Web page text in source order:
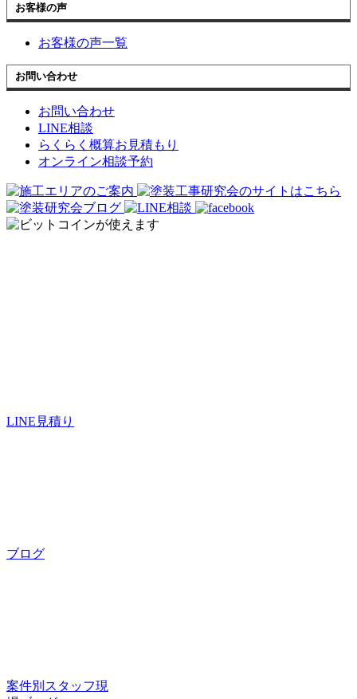
お客様の声
お客様の声一覧
お問い合わせ
お問い合わせ
LINE相談
らくらく概算お見積もり
オンライン相談予約
LINE見積り
ブログ
案件別スタッフ現